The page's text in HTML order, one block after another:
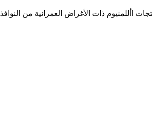
األلمنيوم ذات الأغراض العمرانية من